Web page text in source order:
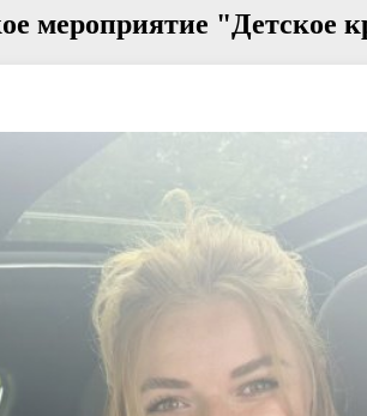
мероприятие "Детское